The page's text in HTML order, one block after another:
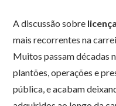
A discussão sobre
mais recorrentes na
Muitos passam décadas
plantões, operações e
pública, e acabam